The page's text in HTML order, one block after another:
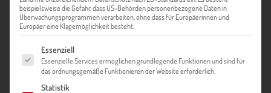
MACHEN SIE DEN EXPORT FIT
CHECK!
beispielsweise die Gefahr, dass US-Behörden personenbezogene Daten in
Überwachungsprogrammen verarbeiten, ohne dass für Europäerinnen und
Europäer eine Klagemöglichkeit besteht.
Es folgt eine Liste der Service-Gruppen, für die eine Einwilligung
Essenziell
Essenzielle Services ermöglichen grundlegende Funktionen und sind für
das ordnungsgemäße Funktionieren der Website erforderlich.
Statistik